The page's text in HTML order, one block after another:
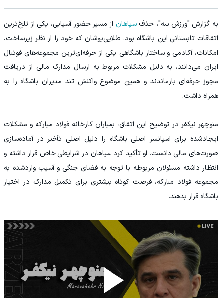
به گزارش "ورزش سه"، حذفسپاهان از مسیر حضور آسیایی، یکی از تلخ‌ترین
اتفاقات تابستانی این باشگاه بود. طلایی‌پوشان که خود را از نظر زیرساخت،
امکانات، آکادمی و ساختار باشگاهی یکی از حرفه‌ای‌ترین مجموعه‌های فوتبال
ایران می‌دانند، به دلیل مشکلات مربوط به ارسال مدارک مالی از دریافت
مجوز حرفه‌ای بازماندند و همین موضوع واکنش تند مدیران باشگاه را به
همراه داشت.
منوچهر نیکفر در توضیح این اتفاق، بمباران کارخانه فولاد مبارکه و مشکلات
ایجادشده برای اسپانسر اصلی باشگاه را دلیل اصلی تأخیر در آماده‌سازی
صورت‌های مالی دانست. او تأکید کرد سپاهان در شرایطی خاص قرار داشته و
انتظار داشته مسئولان مربوطه با توجه به فضای جنگی و آسیب واردشده به
مجموعه فولاد مبارکه، فرصت کوتاه بیشتری برای تکمیل مدارک در اختیار
باشگاه قرار بدهند.